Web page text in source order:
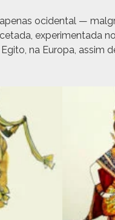
oci­den­tal —
exper­i­men­ta­da
na Europa, assim